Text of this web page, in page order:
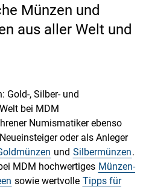
Münzen und
aus aller Welt und
Gold-, Silber- und
bei MDM
Numismatiker ebenso
oder als Anleger
und Silbermünzen.
MDM hochwertiges Münzen-
sowie wertvolle Tipps für